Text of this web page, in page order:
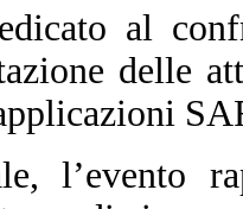
al
delle
l’evento